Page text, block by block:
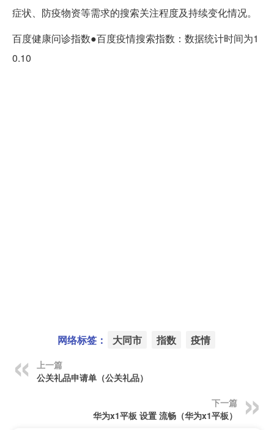
症状、防疫物资等需求的搜索关注程度及持续变化情况。
百度健康问诊指数●百度疫情搜索指数：数据统计时间为1
0.10
网络标签： 大同市 指数 疫情
上一篇
公关礼品申请单（公关礼品）
下一篇
华为x1平板 设置 流畅（华为x1平板）